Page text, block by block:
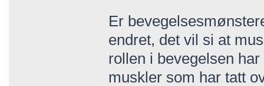
Er
endret, det vil si at
rollen i bevegelsen
muskler som har tatt